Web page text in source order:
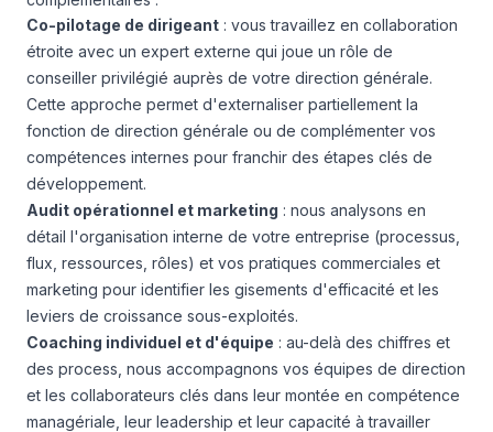
Co-pilotage de dirigeant : vous travaillez en collaboration
étroite avec un expert externe qui joue un rôle de
conseiller privilégié auprès de votre direction générale.
Cette approche permet d'externaliser partiellement la
fonction de direction générale ou de complémenter vos
compétences internes pour franchir des étapes clés de
développement.
Audit opérationnel et marketing : nous analysons en
détail l'organisation interne de votre entreprise (processus,
flux, ressources, rôles) et vos pratiques commerciales et
marketing pour identifier les gisements d'efficacité et les
leviers de croissance sous-exploités.
Coaching individuel et d'équipe : au-delà des chiffres et
des process, nous accompagnons vos équipes de direction
et les collaborateurs clés dans leur montée en compétence
managériale, leur leadership et leur capacité à travailler